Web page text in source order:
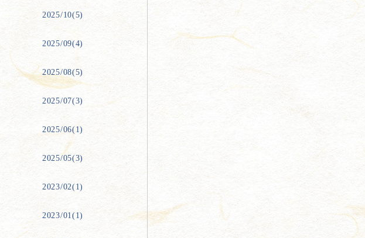
2025/10(5)
2025/09(4)
2025/08(5)
2025/07(3)
2025/06(1)
2025/05(3)
2023/02(1)
2023/01(1)